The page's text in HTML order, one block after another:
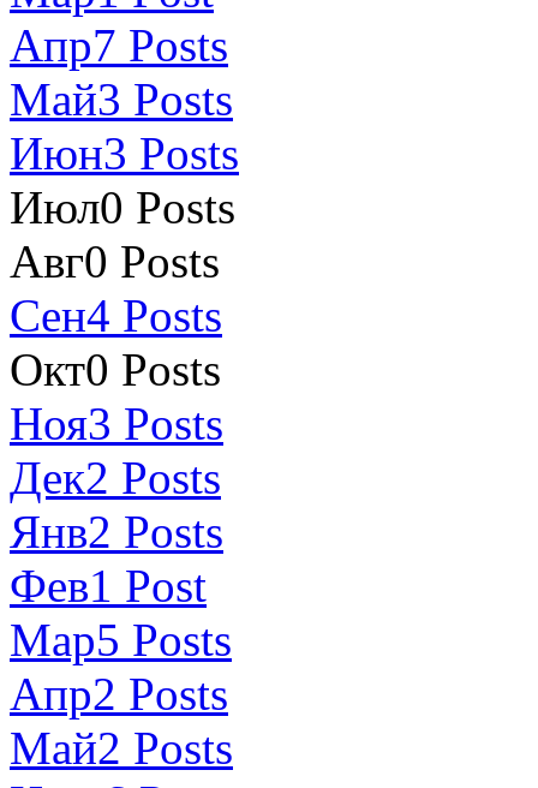
Апр7 Posts
Май3 Posts
Июн3 Posts
Июл0 Posts
Авг0 Posts
Сен4 Posts
Окт0 Posts
Ноя3 Posts
Дек2 Posts
Янв2 Posts
Фев1 Post
Мар5 Posts
Апр2 Posts
Май2 Posts